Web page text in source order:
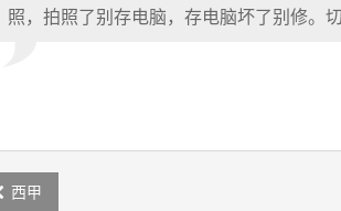
照，拍照了别存电脑，存电脑坏了别修。切
西甲